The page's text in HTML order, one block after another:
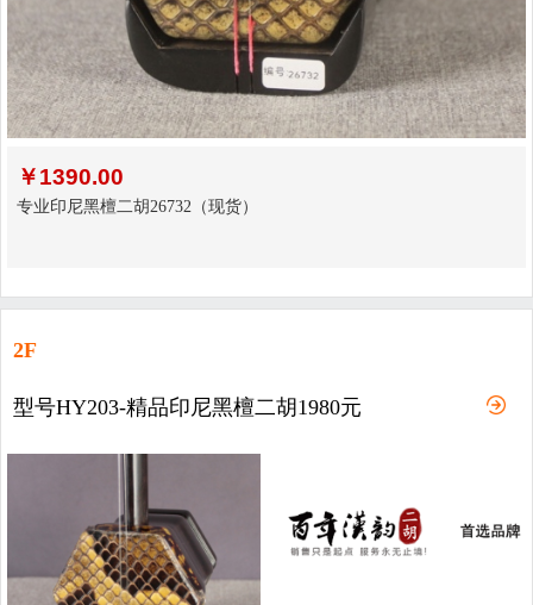
￥1390.00
专业印尼黑檀二胡26732（现货）
2F
型号HY203-精品印尼黑檀二胡1980元